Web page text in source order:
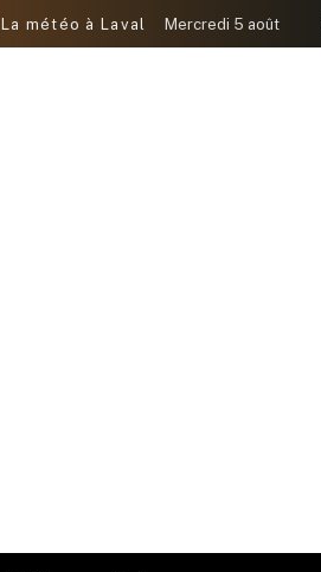
La météo à Laval Mercredi 5 août